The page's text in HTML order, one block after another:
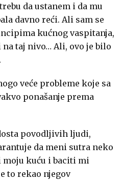
da ustanem i da mu
davno reći. Ali sam se
kućnog vaspitanja,
taj nivo… Ali, ovo je bilo
veće probleme koje sa
ponašanje prema
povodljivih ljudi,
da meni sutra neko
kuću i baciti mi
to rekao njegov